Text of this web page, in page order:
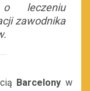
o leczeniu
zawodnika
Barcelonyw